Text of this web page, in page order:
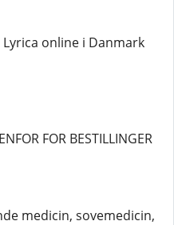
online i Danmark
FOR BESTILLINGER
medicin, sovemedicin,